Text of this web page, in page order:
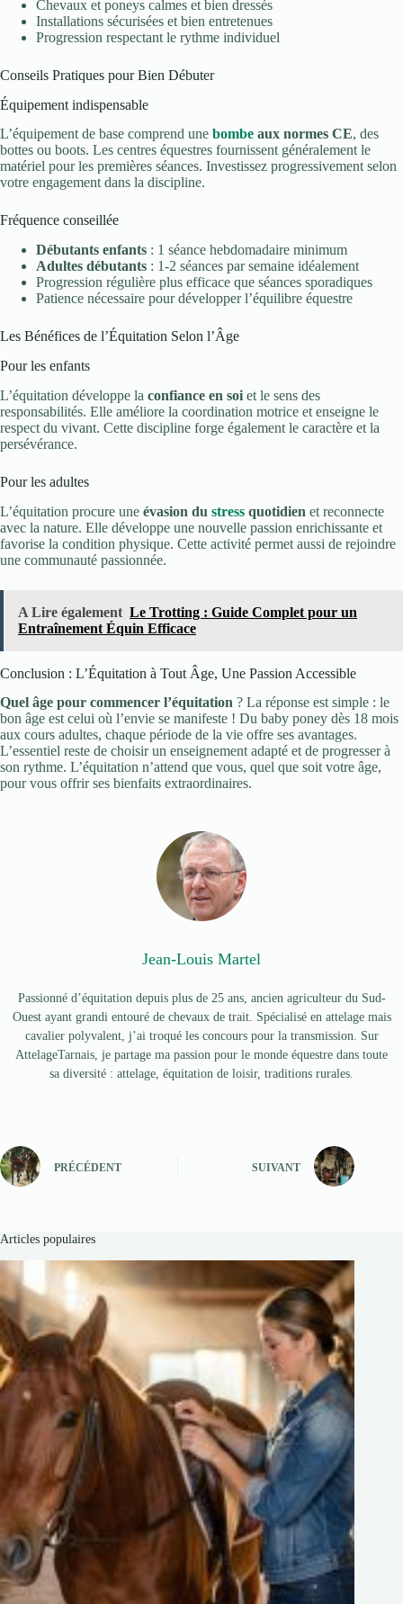
Chevaux et poneys calmes et bien dressés
Installations sécurisées et bien entretenues
Progression respectant le rythme individuel
Conseils Pratiques pour Bien Débuter
Équipement indispensable
L’équipement de base comprend une bombe aux normes CE, des
bottes ou boots. Les centres équestres fournissent généralement le
matériel pour les premières séances. Investissez progressivement selon
votre engagement dans la discipline.
Fréquence conseillée
Débutants enfants : 1 séance hebdomadaire minimum
Adultes débutants : 1-2 séances par semaine idéalement
Progression régulière plus efficace que séances sporadiques
Patience nécessaire pour développer l’équilibre équestre
Les Bénéfices de l’Équitation Selon l’Âge
Pour les enfants
L’équitation développe la confiance en soi et le sens des
responsabilités. Elle améliore la coordination motrice et enseigne le
respect du vivant. Cette discipline forge également le caractère et la
persévérance.
Pour les adultes
L’équitation procure une évasion du stress quotidien et reconnecte
avec la nature. Elle développe une nouvelle passion enrichissante et
favorise la condition physique. Cette activité permet aussi de rejoindre
une communauté passionnée.
A Lire également Le Trotting : Guide Complet pour un
Entraînement Équin Efficace
Conclusion : L’Équitation à Tout Âge, Une Passion Accessible
Quel âge pour commencer l’équitation ? La réponse est simple : le
bon âge est celui où l’envie se manifeste ! Du baby poney dès 18 mois
aux cours adultes, chaque période de la vie offre ses avantages.
L’essentiel reste de choisir un enseignement adapté et de progresser à
son rythme. L’équitation n’attend que vous, quel que soit votre âge,
pour vous offrir ses bienfaits extraordinaires.
Jean-Louis Martel
Passionné d’équitation depuis plus de 25 ans, ancien agriculteur du Sud-
Ouest ayant grandi entouré de chevaux de trait. Spécialisé en attelage mais
cavalier polyvalent, j’ai troqué les concours pour la transmission. Sur
AttelageTarnais, je partage ma passion pour le monde équestre dans toute
sa diversité : attelage, équitation de loisir, traditions rurales.
PRÉCÉDENT SUIVANT
Articles populaires